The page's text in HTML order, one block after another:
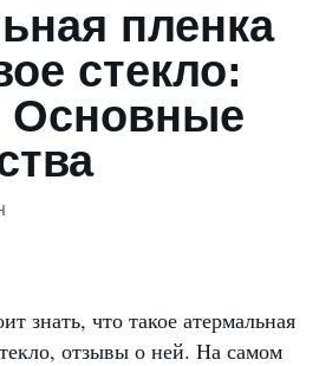
пленка
стекло:
Основные
знать, что такое атермальная
отзывы о ней. На самом